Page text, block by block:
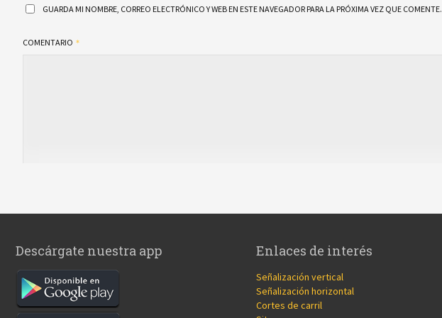
GUARDA MI NOMBRE, CORREO ELECTRÓNICO Y WEB EN ESTE NAVEGADOR PARA LA PRÓXIMA VEZ QUE COMENTE.
COMENTARIO
Descárgate nuestra app Enlaces de interés
Señalización vertical
Señalización horizontal
Cortes de carril